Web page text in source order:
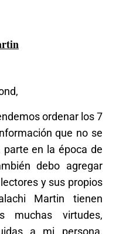
ordenar los 7
que no se
en la época de
debo agregar
y sus propios
Martin tienen
muchas virtudes,
a mi persona,